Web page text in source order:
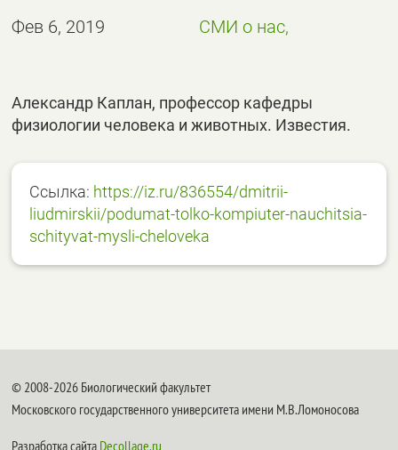
Фев 6, 2019 СМИ о нас,
Александр Каплан, профессор кафедры
физиологии человека и животных. Известия.
Ссылка: https://iz.ru/836554/dmitrii-
liudmirskii/podumat-tolko-kompiuter-nauchitsia-
schityvat-mysli-cheloveka
© 2008-2026 Биологический факультет
Московского государственного университета имени М.В.Ломоносова
Разработка сайта Decollage.ru